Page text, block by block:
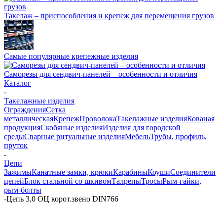
Такелаж – приспособления и крепеж для перемещения грузов
Самые популярные крепежные изделия
Саморезы для сендвич-панелей – особенности и отличия
Каталог
-
Такелажные изделия
ОгражденияСетка
металлическаяКрепежПроволокаТакелажные изделияКованая
продукцияСкобяные изделияИзделия для городской
средыСварные ритуальные изделияМебельТрубы, профиль,
пруток
-
Цепи
ЗажимыКанатные замки, крюкиКарабиныКоушиСоединители
цепейБлок стальной со шкивомТалрепыТросыРым-гайки,
рым-болты
-Цепь 3,0 ОЦ корот.звено DIN766